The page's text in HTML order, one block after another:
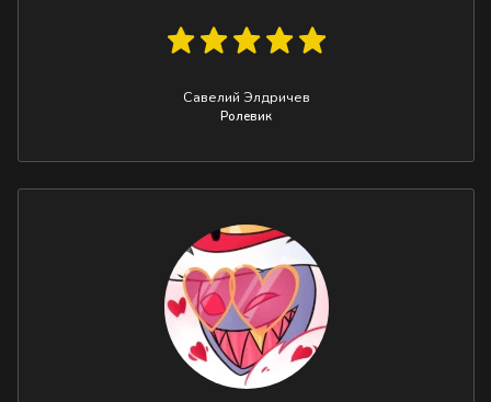
Савелий Элдричев
Ролевик